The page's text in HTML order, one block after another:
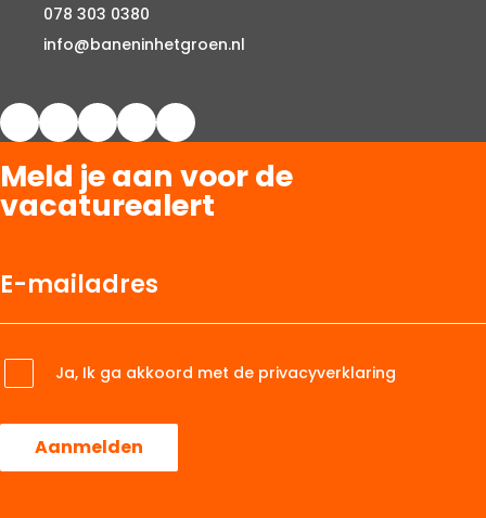
078 303 0380
info@baneninhetgroen.nl
Meld je aan voor de
vacaturealert
Ja, Ik ga akkoord met de privacyverklaring
Aanmelden